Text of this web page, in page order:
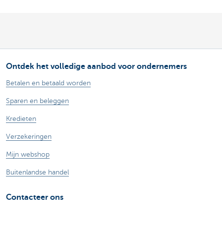
Ontdek het volledige aanbod voor ondernemers
Betalen en betaald worden
Sparen en beleggen
Kredieten
Verzekeringen
Mijn webshop
Buitenlandse handel
Contacteer ons